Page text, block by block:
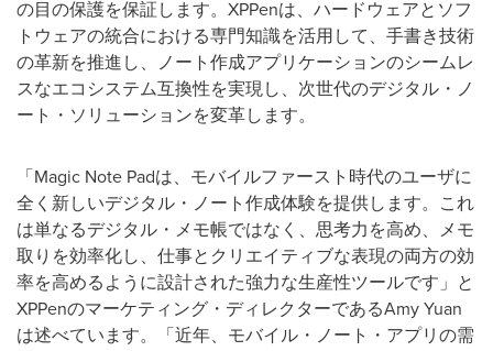
の目の保護を保証します。 XPPenは、ハードウェアとソフ
トウェアの統合における専門知識を活用して、手書き技術
の革新を推進し、ノート作成アプリケーションのシームレ
スなエコシステム互換性を実現し、次世代のデジタル・ノ
ート・ソリューションを変革します。
「Magic Note Padは、モバイルファースト時代のユーザに
全く新しいデジタル・ノート作成体験を提供します。これ
は単なるデジタル・メモ帳ではなく、思考力を高め、メモ
取りを効率化し、仕事とクリエイティブな表現の両方の効
率を高めるように設計された強力な生産性ツールです」と
XPPenのマーケティング・ディレクターであるAmy Yuan
は述べています。「近年、モバイル・ノート・アプリの需